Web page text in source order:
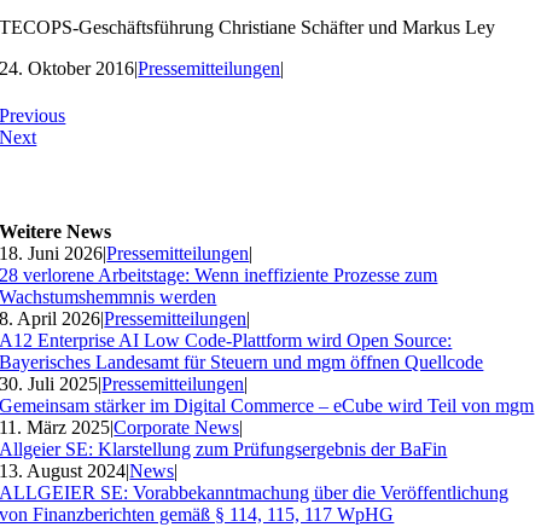
TECOPS-Geschäftsführung Christiane Schäfter und Markus Ley
24. Oktober 2016|Pressemitteilungen|
Previous
Next
Weitere News
18. Juni 2026|Pressemitteilungen|
28 verlorene Arbeitstage: Wenn ineffiziente Prozesse zum
Wachstumshemmnis werden
8. April 2026|Pressemitteilungen|
A12 Enterprise AI Low Code-Plattform wird Open Source:
Bayerisches Landesamt für Steuern und mgm öffnen Quellcode
30. Juli 2025|Pressemitteilungen|
Gemeinsam stärker im Digital Commerce – eCube wird Teil von mgm
11. März 2025|Corporate News|
Allgeier SE: Klarstellung zum Prüfungsergebnis der BaFin
13. August 2024|News|
ALLGEIER SE: Vorabbekanntmachung über die Veröffentlichung
von Finanzberichten gemäß § 114, 115, 117 WpHG